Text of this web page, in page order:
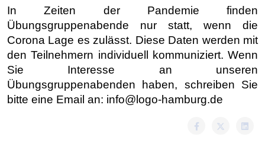
In Zeiten der Pandemie finden
Übungsgruppenabende nur statt, wenn die
Corona Lage es zulässt. Diese Daten werden mit
den Teilnehmern individuell kommuniziert. Wenn
Sie Interesse an unseren
Übungsgruppenabenden haben, schreiben Sie
bitte eine Email an: info@logo-hamburg.de